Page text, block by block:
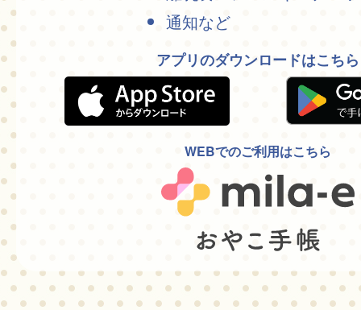
通知など
アプリのダウンロードはこちら
WEBでのご利用はこちら